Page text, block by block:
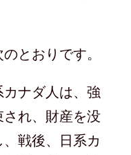
とおりです。
ナダ人は、強
れ、財産を没
戦後、日系カ